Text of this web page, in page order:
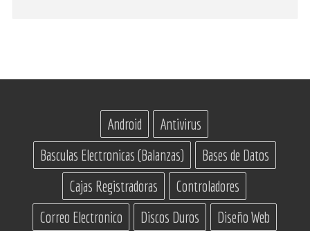
Android
Antivirus
Basculas Electronicas (Balanzas)
Bases de Datos
Cajas Registradoras
Controladores
Correo Electronico
Discos Duros
Diseño Web